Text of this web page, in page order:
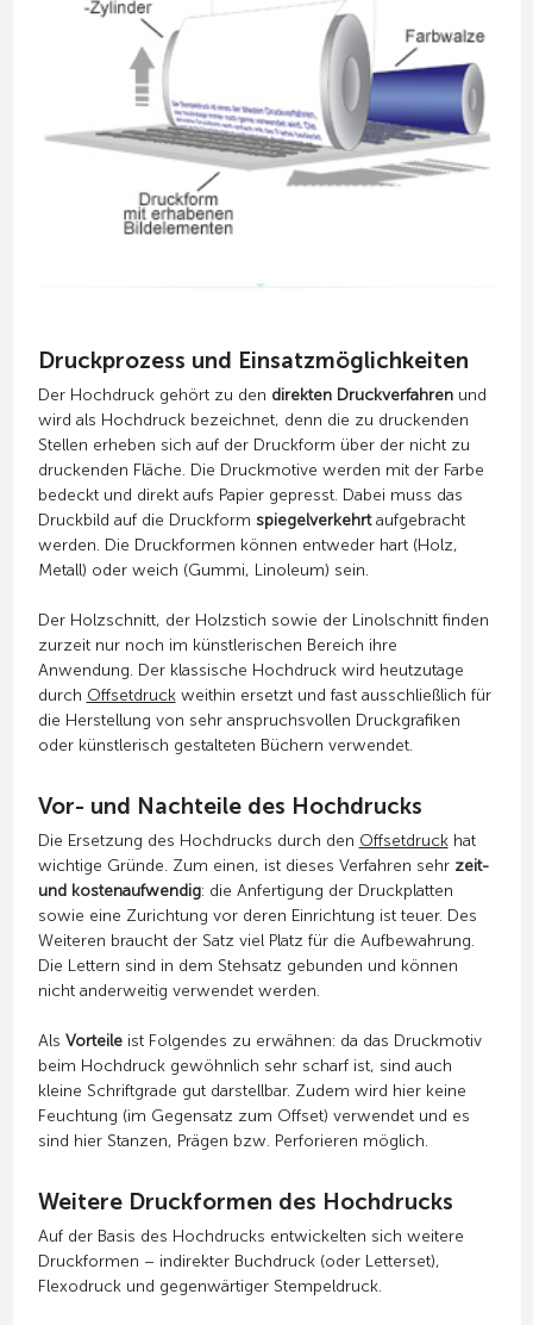
Druckprozess und Einsatzmöglichkeiten
Der Hochdruck gehört zu den direkten Druckverfahrenund
wird als Hochdruck bezeichnet, denn die zu druckenden
Stellen erheben sich auf der Druckform über der nicht zu
druckenden Fläche. Die Druckmotive werden mit der Farbe
bedeckt und direkt aufs Papier gepresst. Dabei muss das
Druckbild auf die Druckform spiegelverkehrtaufgebracht
werden. Die Druckformen können entweder hart (Holz,
Metall) oder weich (Gummi, Linoleum) sein.
Der Holzschnitt, der Holzstich sowie der Linolschnitt finden
zurzeit nur noch im künstlerischen Bereich ihre
Anwendung. Der klassische Hochdruck wird heutzutage
durch Offsetdruckweithin ersetzt und fast ausschließlich für
die Herstellung von sehr anspruchsvollen Druckgrafiken
oder künstlerisch gestalteten Büchern verwendet.
Vor- und Nachteile des Hochdrucks
Die Ersetzung des Hochdrucks durch den Offsetdruckhat
wichtige Gründe. Zum einen, ist dieses Verfahren sehr zeit-
und kostenaufwendig: die Anfertigung der Druckplatten
sowie eine Zurichtung vor deren Einrichtung ist teuer. Des
Weiteren braucht der Satz viel Platz für die Aufbewahrung.
Die Lettern sind in dem Stehsatz gebunden und können
nicht anderweitig verwendet werden.
Als Vorteileist Folgendes zu erwähnen: da das Druckmotiv
beim Hochdruck gewöhnlich sehr scharf ist, sind auch
kleine Schriftgrade gut darstellbar. Zudem wird hier keine
Feuchtung (im Gegensatz zum Offset) verwendet und es
sind hier Stanzen, Prägen bzw. Perforieren möglich.
Weitere Druckformen des Hochdrucks
Auf der Basis des Hochdrucks entwickelten sich weitere
Druckformen – indirekter Buchdruck (oder Letterset),
Flexodruck und gegenwärtiger Stempeldruck.